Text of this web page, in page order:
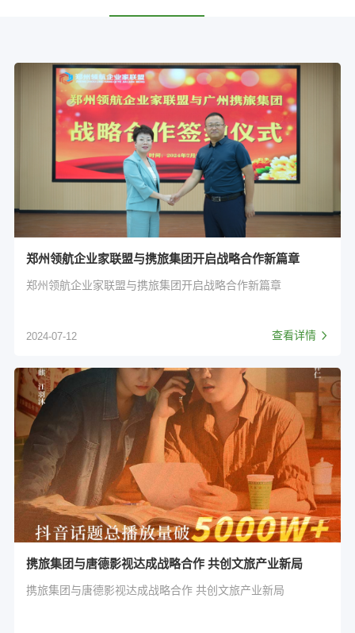
郑州领航企业家联盟与携旅集团开启战略合作新篇章
郑州领航企业家联盟与携旅集团开启战略合作新篇章
2024-07-12 查看详情
携旅集团与唐德影视达成战略合作 共创文旅产业新局
携旅集团与唐德影视达成战略合作 共创文旅产业新局